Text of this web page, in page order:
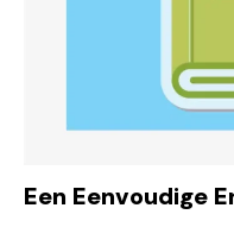
Een Eenvoudige